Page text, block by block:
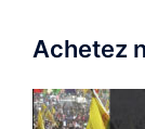
Achetez